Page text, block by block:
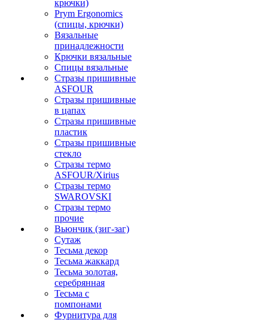
крючки)
Prym Ergonomics
(спицы, крючки)
Вязальные
принадлежности
Крючки вязальные
Спицы вязальные
Стразы пришивные
ASFOUR
Стразы пришивные
в цапах
Стразы пришивные
пластик
Стразы пришивные
стекло
Стразы термо
ASFOUR/Xirius
Стразы термо
SWAROVSKI
Стразы термо
прочие
Вьюнчик (зиг-заг)
Сутаж
Тесьма декор
Тесьма жаккард
Тесьма золотая,
серебрянная
Тесьма с
помпонами
Фурнитура для